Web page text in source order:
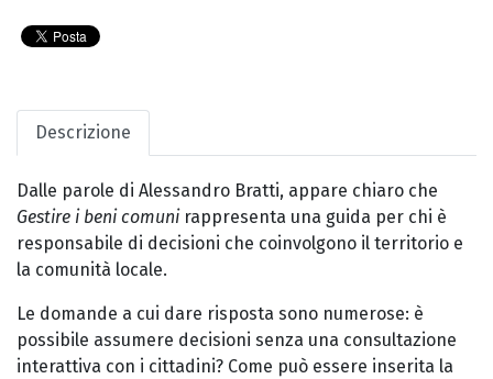
Descrizione
Dalle parole di Alessandro Bratti, appare chiaro che
Gestire i beni comuni rappresenta una guida per chi è
responsabile di decisioni che coinvolgono il territorio e
la comunità locale.
Le domande a cui dare risposta sono numerose: è
possibile assumere decisioni senza una consultazione
interattiva con i cittadini? Come può essere inserita la